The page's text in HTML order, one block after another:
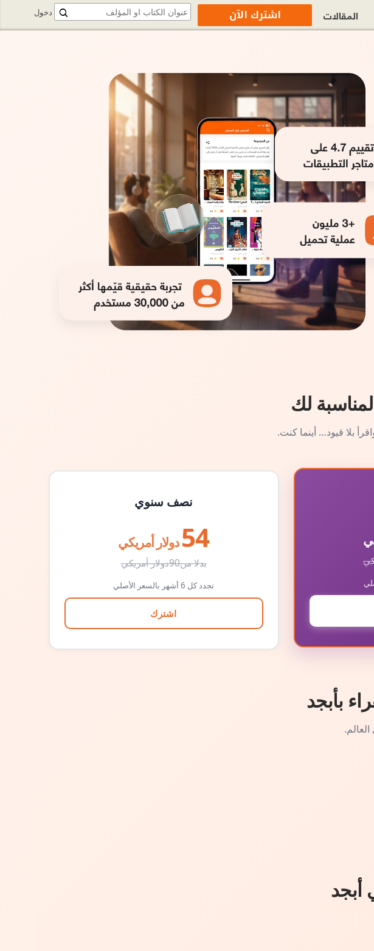
لك
بلا قيود… أينما كنت.
نصف سنوي
54 دولار أمريكي
بدلا من90دولار أمريكي
تجدد كل 6 أشهر بالسعر الأصلي
اشترك
بأبجد
أبجد
دخول المقالات اشترك الآن